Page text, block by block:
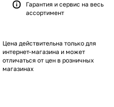
Гарантия и сервис на весь
ассортимент
Цена действительна только для
интернет-магазина и может
отличаться от цен в розничных
магазинах